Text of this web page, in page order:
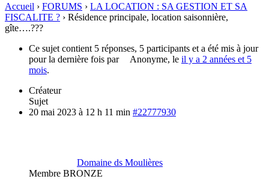
Accueil › FORUMS › LA LOCATION : SA GESTION ET SA
FISCALITE ? › Résidence principale, location saisonnière,
gîte….???
Ce sujet contient 5 réponses, 5 participants et a été mis à jour
pour la dernière fois par
Anonyme, le il y a 2 années et 5
mois.
Créateur
Sujet
20 mai 2023 à 12 h 11 min #22777930
Domaine ds Moulières
Membre BRONZE